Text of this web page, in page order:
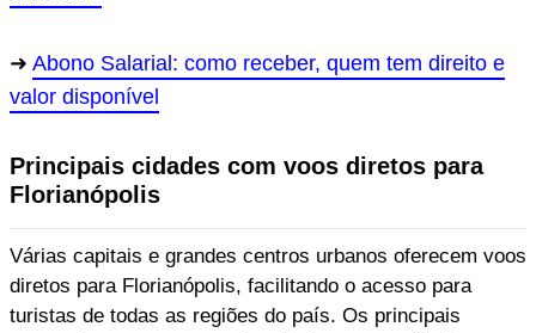
Abono Salarial: como receber, quem tem direito e
valor disponível
Principais cidades com voos diretos para
Florianópolis
Várias capitais e grandes centros urbanos oferecem voos
diretos para Florianópolis, facilitando o acesso para
turistas de todas as regiões do país. Os principais